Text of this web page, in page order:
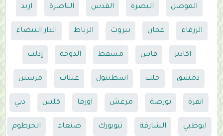
الموصل البصرة القدس الناصرة اربد
الزرقاء عمان بيروت الرباط الدار البيضاء
اكادير فاس مسقط الدوحة إدلب
دمشق حلب اسطنبول عنتاب مرسين
انقرة بورصة مرعش اورفا كلس دبي
ابوظبي الشارقة نيويورك صنعاء الخرطوم